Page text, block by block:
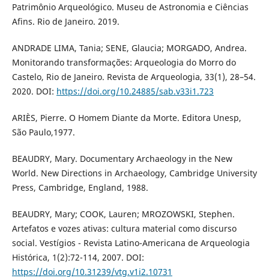
Patrimônio Arqueológico. Museu de Astronomia e Ciências
Afins. Rio de Janeiro. 2019.
ANDRADE LIMA, Tania; SENE, Glaucia; MORGADO, Andrea.
Monitorando transformações: Arqueologia do Morro do
Castelo, Rio de Janeiro. Revista de Arqueologia, 33(1), 28–54.
2020. DOI: https://doi.org/10.24885/sab.v33i1.723
ARIÈS, Pierre. O Homem Diante da Morte. Editora Unesp,
São Paulo,1977.
BEAUDRY, Mary. Documentary Archaeology in the New
World. New Directions in Archaeology, Cambridge University
Press, Cambridge, England, 1988.
BEAUDRY, Mary; COOK, Lauren; MROZOWSKI, Stephen.
Artefatos e vozes ativas: cultura material como discurso
social. Vestígios - Revista Latino-Americana de Arqueologia
Histórica, 1(2):72-114, 2007. DOI:
https://doi.org/10.31239/vtg.v1i2.10731